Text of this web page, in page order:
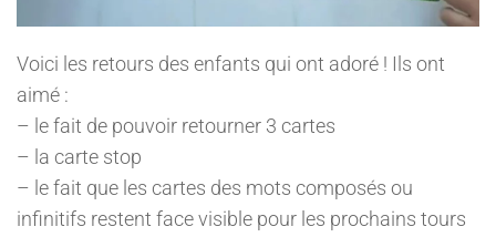
Voici les retours des enfants qui ont adoré ! Ils ont
aimé :
– le fait de pouvoir retourner 3 cartes
– la carte stop
– le fait que les cartes des mots composés ou
infinitifs restent face visible pour les prochains tours